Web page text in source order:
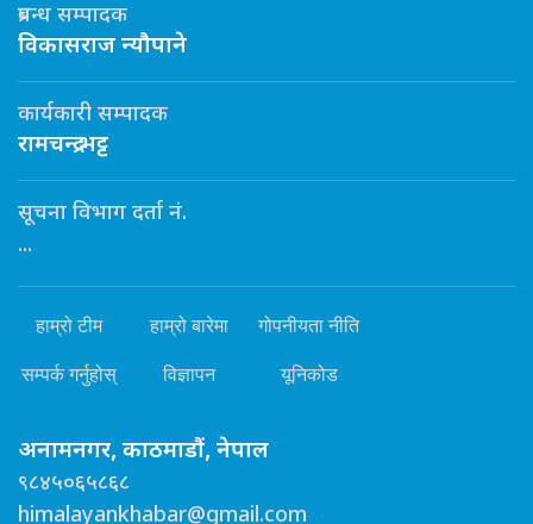
प्रबन्ध सम्पादक
विकासराज न्यौपाने
कार्यकारी सम्पादक
रामचन्द्र भट्ट
सूचना विभाग दर्ता नं.
...
हाम्रो टीम हाम्रो बारेमा गोपनीयता नीति
सम्पर्क गर्नुहोस् विज्ञापन यूनिकोड
अनामनगर, काठमाडौं, नेपाल
९८४५०६५८६८
himalayankhabar@gmail.com